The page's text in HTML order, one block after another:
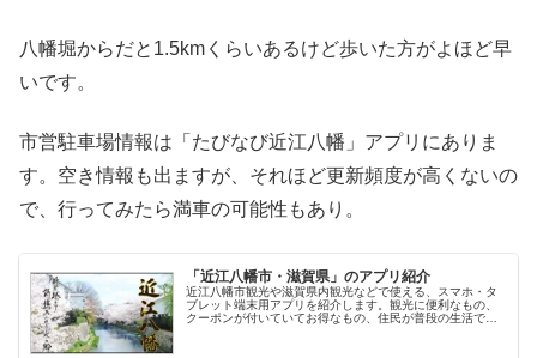
八幡堀からだと1.5kmくらいあるけど歩いた方がよほど早
いです。
市営駐車場情報は「たびなび近江八幡」アプリにありま
す。空き情報も出ますが、それほど更新頻度が高くないの
で、行ってみたら満車の可能性もあり。
「近江八幡市・滋賀県」のアプリ紹介
近江八幡市観光や滋賀県内観光などで使える、スマホ・タ
ブレット端末用アプリを紹介します。観光に便利なもの、
クーポンが付いていてお得なもの、住民が普段の生活で使